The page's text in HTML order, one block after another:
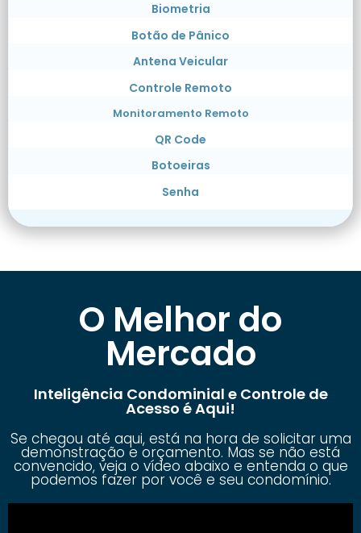
Biometria
Botão de Pânico
Antena Veicular
Controle Remoto
Monitoramento Remoto
QR Code
Botoeiras
Senha
O Melhor do
Mercado
Inteligência Condominial e Controle de
Acesso é Aqui!
Se chegou até aqui, está na hora de solicitar uma
demonstração e orçamento. Mas se não está
convencido, veja o vídeo abaixo e entenda o que
podemos fazer por você e seu condomínio.